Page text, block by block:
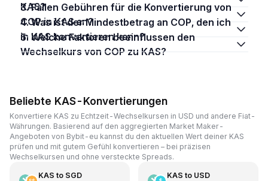
KAS?
3. Fallen Gebühren für die Konvertierung von
COP in KAS an?
4. Was ist der Mindestbetrag an COP, den ich
in KAS konvertieren kann?
5. Welche Faktoren beeinflussen den
Wechselkurs von COP zu KAS?
Beliebte KAS-Konvertierungen
Konvertiere KAS zu Echtzeit-Wechselkursen in USD und andere Fiat-
Währungen. Basierend auf den aggregierten Market Maker-
Angeboten von Bybit-eu kannst du den aktuellen Wert deiner KAS
prüfen und mit gutem Gefühl konvertieren – bei präzisen
Wechselkursen und ohne versteckte Spreads.
KAS to SGD KAS to USD